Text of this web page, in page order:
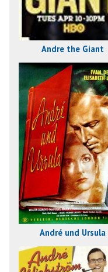
Andre the Giant
André und Ursula